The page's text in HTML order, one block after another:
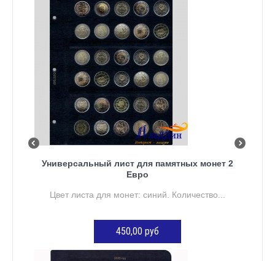
Универсальный лист для памятных монет 2
Евро
Цвет листа для монет: синий. Количество...
450,00 руб
ДОБАВИТЬ В КОРЗИНУ